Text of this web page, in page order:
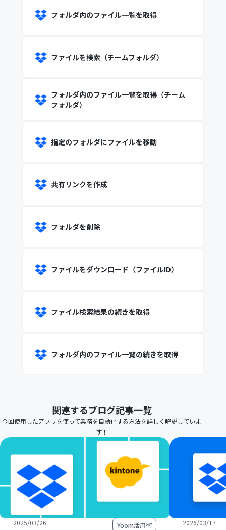
フォルダ内のファイル一覧を取得
ファイルを検索（チームフォルダ）
フォルダ内のファイル一覧を取得（チーム
フォルダ）
指定のフォルダにファイルを移動
共有リンクを作成
フォルダを削除
ファイルをダウンロード（ファイルID）
ファイル検索結果の続きを取得
フォルダ内のファイル一覧の続きを取得
関連するブログ記事一覧
今回使用したアプリを使って業務を自動化する方法を詳しく解説していま
す！
2025/03/26 Yoom活用術 2026/03/17